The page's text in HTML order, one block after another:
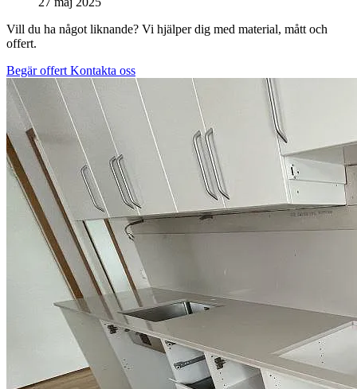
Vill du ha något liknande? Vi hjälper dig med material, mått och
offert.
Begär offert Kontakta oss